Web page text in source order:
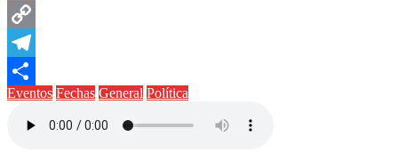
Messenger
Copy
Link
Telegram
Compartir
Eventos Fechas General Política